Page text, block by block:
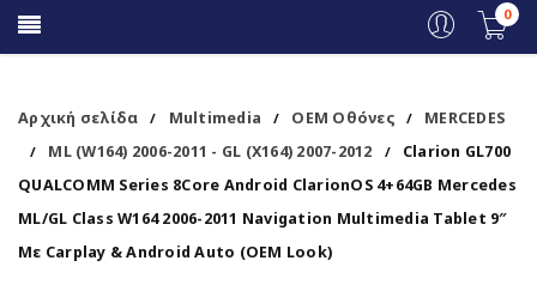
0
Αρχική σελίδα / Multimedia / OEM Οθόνες / MERCEDES
/ ML (W164) 2006-2011 - GL (X164) 2007-2012 /
Clarion GL700
QUALCOMM Series 8Core Android ClarionOS 4+64GB Mercedes
ML/GL Class W164 2006-2011 Navigation Multimedia Tablet 9″
Με Carplay & Android Auto (OEM Look)